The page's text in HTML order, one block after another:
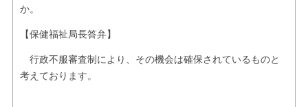
か。
【保健福祉局長答弁】
行政不服審査制により、その機会は確保されているものと
考えております。